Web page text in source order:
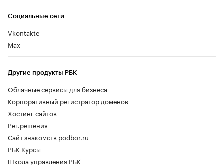
Социальные сети
Vkontakte
Max
Другие продукты РБК
Облачные сервисы для бизнеса
Корпоративный регистратор доменов
Хостинг сайтов
Рег.решения
Сайт знакомств podbor.ru
РБК Курсы
Школа управления РБК